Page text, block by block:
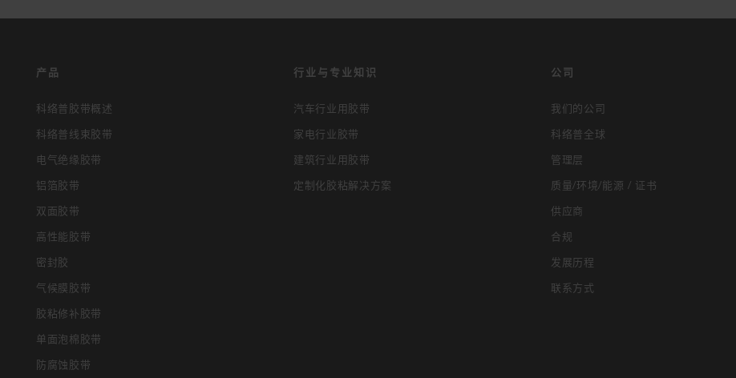
产品
科络普胶带概述
科络普线束胶带
电气绝缘胶带
铝箔胶带
双面胶带
高性能胶带
密封胶
气候膜胶带
胶粘修补胶带
单面泡棉胶带
防腐蚀胶带
行业与专业知识
汽车行业用胶带
家电行业胶带
建筑行业用胶带
定制化胶粘解决方案
公司
我们的公司
科络普全球
管理层
质量/环境/能源 / 证书
供应商
合规
发展历程
联系方式